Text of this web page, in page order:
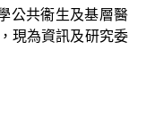
公共衞生及基層醫
現為資訊及研究委